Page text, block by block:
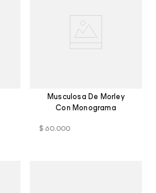
Musculosa De Morley
Con Monograma
$ 60.000